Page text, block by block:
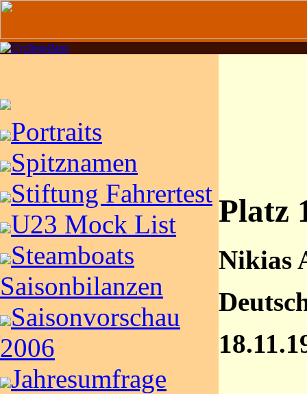
Portraits
Spitznamen
Stiftung Fahrertest
U23 Mock List
Steamboats
Saisonbilanzen
Saisonvorschau
2006
Jahresumfrage
Platz
Nikias